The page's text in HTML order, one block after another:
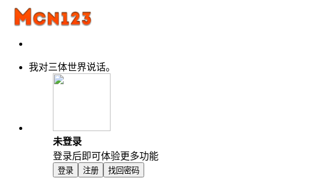
我对三体世界说话。
未登录
登录后即可体验更多功能
登录 注册 找回密码